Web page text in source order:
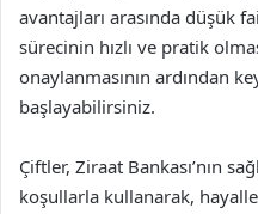
avantajları arasında düşük
sürecinin hızlı ve pratik
onaylanmasının ardından
başlayabilirsiniz.
Çiftler, Ziraat Bankası’nın
koşullarla kullanarak,